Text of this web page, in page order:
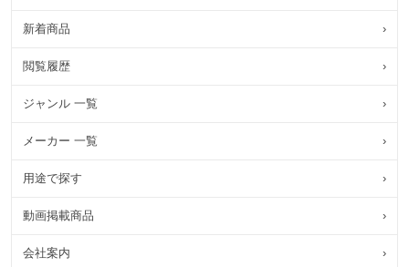
新着商品 ›
閲覧履歴 ›
ジャンル 一覧 ›
メーカー 一覧 ›
用途で探す ›
動画掲載商品 ›
会社案内 ›